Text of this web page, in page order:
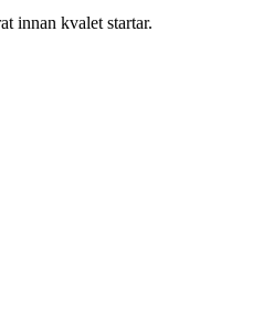
innan kvalet startar.